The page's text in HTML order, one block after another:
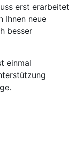
erst erarbeitet
Ihnen neue
besser
einmal